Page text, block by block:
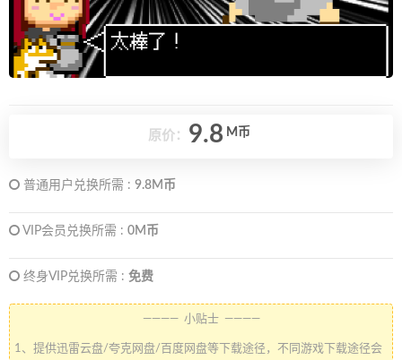
原价： 9.8 M币
普通用户兑换所需 : 9.8M币
VIP会员兑换所需 : 0M币
终身VIP兑换所需 : 免费
———— 小贴士 ————
1、提供迅雷云盘/夸克网盘/百度网盘等下载途径，不同游戏下载途径会